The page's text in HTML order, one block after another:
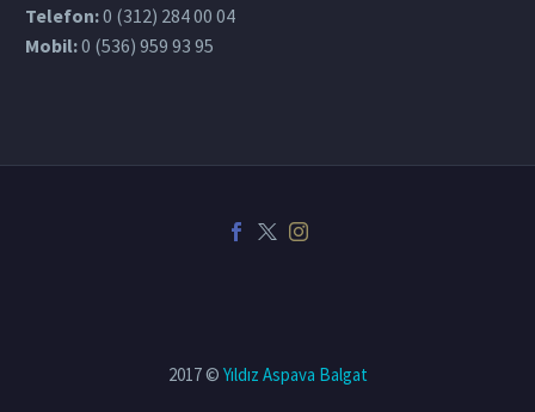
Telefon:0 (312) 284 00 04
Mobil:0 (536) 959 93 95‎
2017 © Yıldız Aspava Balgat